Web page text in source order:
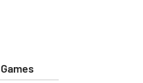
Games